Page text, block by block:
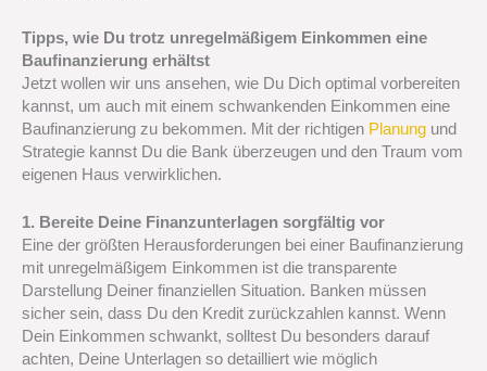
Tipps, wie Du trotz unregelmäßigem Einkommen eine
Baufinanzierung erhältst
Jetzt wollen wir uns ansehen, wie Du Dich optimal vorbereiten
kannst, um auch mit einem schwankenden Einkommen eine
Baufinanzierung zu bekommen. Mit der richtigen Planung und
Strategie kannst Du die Bank überzeugen und den Traum vom
eigenen Haus verwirklichen.
1. Bereite Deine Finanzunterlagen sorgfältig vor
Eine der größten Herausforderungen bei einer Baufinanzierung
mit unregelmäßigem Einkommen ist die transparente
Darstellung Deiner finanziellen Situation. Banken müssen
sicher sein, dass Du den Kredit zurückzahlen kannst. Wenn
Dein Einkommen schwankt, solltest Du besonders darauf
achten, Deine Unterlagen so detailliert wie möglich